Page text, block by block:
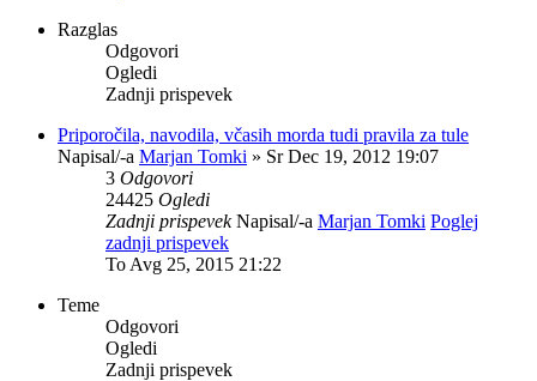
Razglas
Odgovori
Ogledi
Zadnji prispevek
Priporočila, navodila, včasih morda tudi pravila za tule
Napisal/-a Marjan Tomki » Sr Dec 19, 2012 19:07
3 Odgovori
24425 Ogledi
Zadnji prispevekNapisal/-a Marjan Tomki Poglej
zadnji prispevek
To Avg 25, 2015 21:22
Teme
Odgovori
Ogledi
Zadnji prispevek